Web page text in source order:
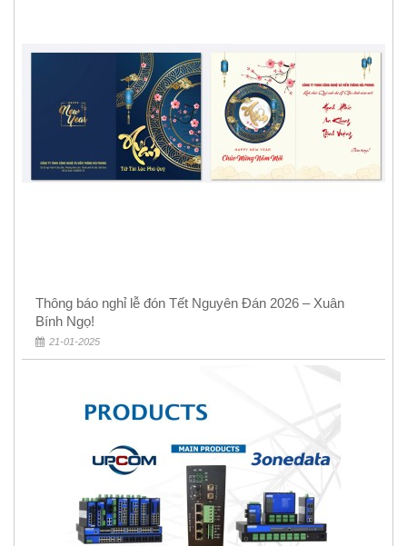
Thông báo nghỉ lễ đón Tết Nguyên Đán 2026 – Xuân
Bính Ngọ!
21-01-2025